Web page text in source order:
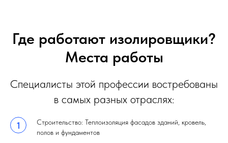
Где работают изолировщики?
Места работы
Специалисты этой профессии востребованы
в самых разных отраслях:
Строительство: Теплоизоляция фасадов зданий, кровель,
полов и фундаментов